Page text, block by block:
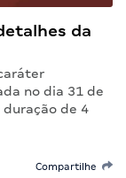
da
no dia 31 de
de 4
Compartilhe